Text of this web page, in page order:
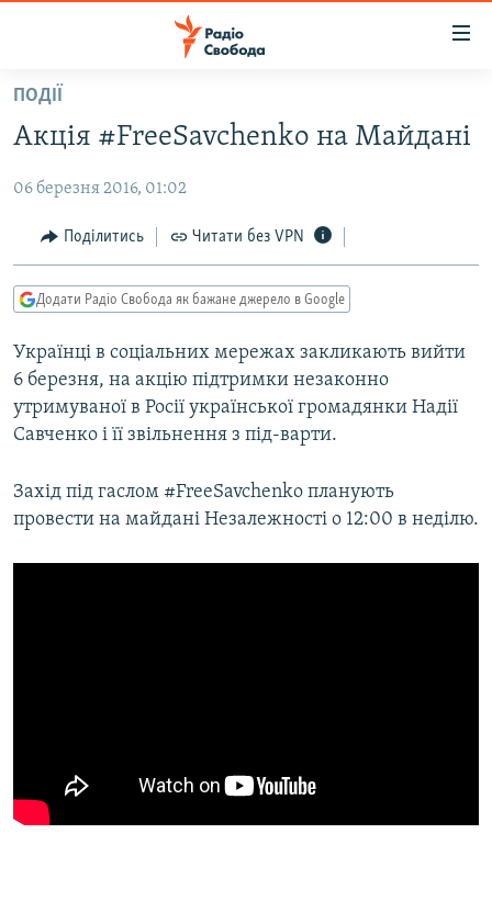
Перейти
основного
Перейти
Перейти
пошуку
РАДІО СВОБОДА – 70 РОКІВ
ВСЕ ЗА ДОБУ
СТАТТІ
ПОЛІТИКА
СУСПІЛЬСТВО
КУЛЬТУРА
СПОРТ
УКРАЇНА
ВІЙНА
ДОНБАС.РЕАЛІЇ
КРИМ.РЕАЛІЇ
ТИ ЯК?
СХЕМИ
МУЛЬТИМЕДІА
КТАТ
ПОДІЇ
Акція #FreeSavchenko на Майдані
06 березня 2016, 01:02
Поділитись Читати без VPN
Додати Радіо Свобода як бажане джерело в Google
Українці в соціальних мережах закликають вийти
6 березня, на акцію підтримки незаконно
утримуваної в Росії української громадянки Надії
Савченко і її звільнення з під-варти.
Захід під гаслом #FreeSavchenko планують
провести на майдані Незалежності о 12:00 в неділю.